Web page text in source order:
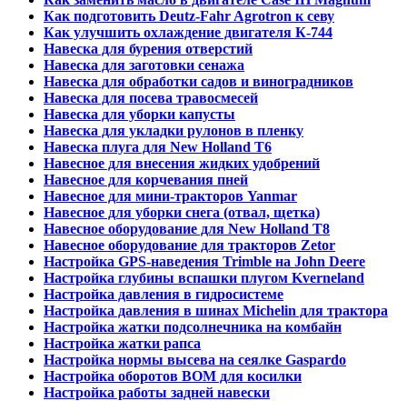
Как подготовить Deutz-Fahr Agrotron к севу
Как улучшить охлаждение двигателя К-744
Навеска для бурения отверстий
Навеска для заготовки сенажа
Навеска для обработки садов и виноградников
Навеска для посева травосмесей
Навеска для уборки капусты
Навеска для укладки рулонов в пленку
Навеска плуга для New Holland T6
Навесное для внесения жидких удобрений
Навесное для корчевания пней
Навесное для мини-тракторов Yanmar
Навесное для уборки снега (отвал, щетка)
Навесное оборудование для New Holland T8
Навесное оборудование для тракторов Zetor
Настройка GPS-наведения Trimble на John Deere
Настройка глубины вспашки плугом Kverneland
Настройка давления в гидросистеме
Настройка давления в шинах Michelin для трактора
Настройка жатки подсолнечника на комбайн
Настройка жатки рапса
Настройка нормы высева на сеялке Gaspardo
Настройка оборотов ВОМ для косилки
Настройка работы задней навески